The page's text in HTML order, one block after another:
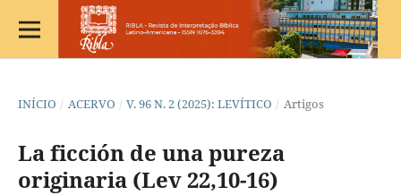
INÍCIO / ACERVO / V. 96 N. 2 (2025): LEVÍTICO / Artigos
La ficción de una pureza
originaria (Lev 22,10-16)